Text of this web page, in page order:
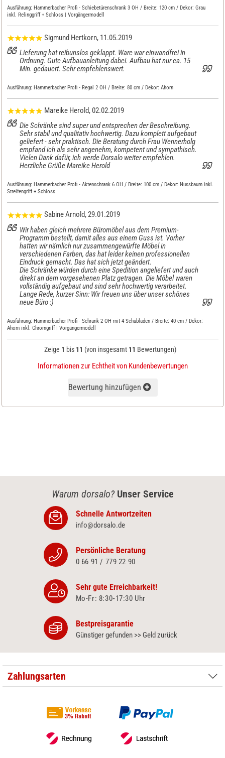
Ausführung: Hammerbacher Profi - Schiebetürenschrank 3 OH / Breite: 120 cm / Dekor: Grau
inkl. Relinggriff + Schloss | Vorgängermodell
Sigmund Hertkorn, 11.05.2019
Lieferung hat reibunslos geklappt. Ware war einwandfrei in
Ordnung. Gute Aufbauanleitung dabei. Aufbau hat nur ca. 15
Min. gedauert. Sehr empfehlenswert.
Ausführung: Hammerbacher Profi - Regal 2 OH / Breite: 80 cm / Dekor: Ahorn
Mareike Herold, 02.02.2019
Die Schränke sind super und entsprechen der Beschreibung.
Sehr stabil und qualitativ hochwertig. Dazu komplett aufgebaut
geliefert - sehr praktisch. Die Beratung durch Frau Wennerholg
empfand ich als sehr angenehm, kompetent und sympathisch.
Vielen Dank dafür, ich werde Dorsalo weiter empfehlen.
Herzliche Grüße Mareike Herold
Ausführung: Hammerbacher Profi - Aktenschrank 6 OH / Breite: 100 cm / Dekor: Nussbaum inkl.
Streifengriff + Schloss
Sabine Arnold, 29.01.2019
Wir haben gleich mehrere Büromöbel aus dem Premium-
Programm bestellt, damit alles aus einem Guss ist. Vorher
hatten wir nämlich nur zusammengewürfte Möbel in
verschiedenen Farben, das hat leider keinen professionellen
Eindruck gemacht. Das hat sich jetzt geändert.
Die Schränke würden durch eine Spedition angeliefert und auch
direkt an dem vorgesehenen Platz getragen. Die Möbel waren
vollständig aufgebaut und sind sehr hochwertig verarbeitet.
Lange Rede, kurzer Sinn: Wir freuen uns über unser schönes
neue Büro :)
Ausführung: Hammerbacher Profi - Schrank 2 OH mit 4 Schubladen / Breite: 40 cm / Dekor:
Ahorn inkl. Chromgriff | Vorgängermodell
Zeige 1 bis 11 (von insgesamt 11 Bewertungen)
Informationen zur Echtheit von Kundenbewertungen
Bewertung hinzufügen
Warum dorsalo? Unser Service
Schnelle Antwortzeiten
info@dorsalo.de
Persönliche Beratung
0 66 91 / 779 22 90
Sehr gute Erreichbarkeit!
Mo-Fr: 8:30‑17:30 Uhr
Bestpreisgarantie
Günstiger gefunden >> Geld zurück
Zahlungsarten